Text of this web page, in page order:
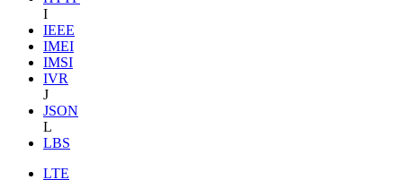
I
IEEE
IMEI
IMSI
IVR
J
JSON
L
LBS
LTE